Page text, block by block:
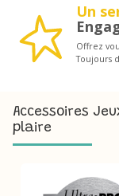
Un
Offrez
Toujours
Accessoires
plaire